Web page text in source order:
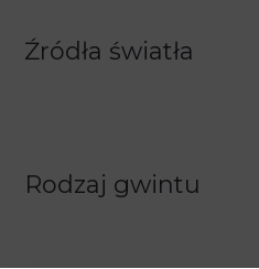
Źródła światła
Rodzaj gwintu